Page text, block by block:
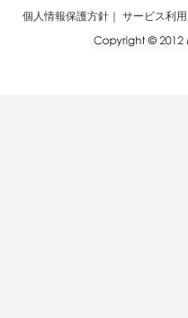
個人情報保護方針｜ サービス利